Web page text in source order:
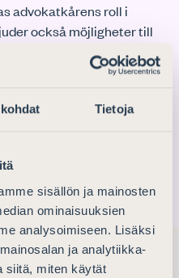
Tietoja
sisällön ja mainosten
ominaisuuksien
analysoimiseen. Lisäksi
ja analytiikka-
siitä, miten käytät
advokatkårens roll i
också möjligheter till
fördjupa expertisen
workshops.
i Finland sedan 1973 och
för branschfolk.
22 januari 2027.